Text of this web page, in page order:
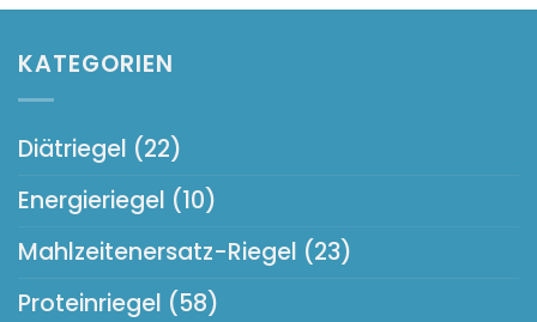
KATEGORIEN
Diätriegel (22)
Energieriegel (10)
Mahlzeitenersatz-Riegel (23)
Proteinriegel (58)